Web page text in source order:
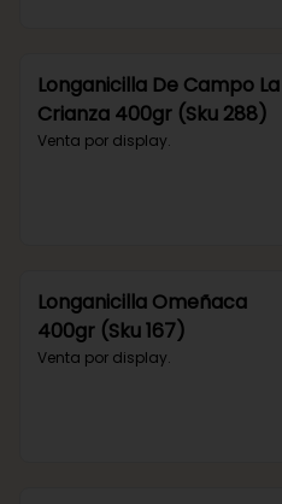
Longanicilla De Campo La
Crianza 400gr (Sku 288)
Venta por display.
Longanicilla Omeñaca
400gr (Sku 167)
Venta por display.